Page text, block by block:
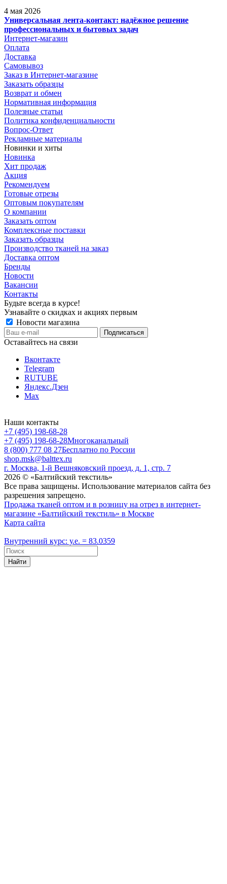
4 мая 2026
Универсальная лента-контакт: надёжное решение
профессиональных и бытовых задач
Интернет-магазин
Оплата
Доставка
Самовывоз
Заказ в Интернет-магазине
Заказать образцы
Возврат и обмен
Нормативная информация
Полезные статьи
Политика конфиденциальности
Вопрос-Ответ
Рекламные материалы
Новинки и хиты
Новинка
Хит продаж
Акция
Рекомендуем
Готовые отрезы
Оптовым покупателям
О компании
Заказать оптом
Комплексные поставки
Заказать образцы
Производство тканей на заказ
Доставка оптом
Бренды
Новости
Вакансии
Контакты
Будьте всегда в курсе!
Узнавайте о скидках и акциях первым
Новости магазина
Оставайтесь на связи
Вконтакте
Telegram
RUTUBE
Яндекс.Дзен
Max
Наши контакты
+7 (495) 198-68-28
+7 (495) 198-68-28Многоканальный
8 (800) 777 08 27Бесплатно по России
shop.msk@balttex.ru
г. Москва, 1-й Вешняковский проезд, д. 1, стр. 7
2026 © «Балтийский текстиль»
Все права защищены. Использование материалов сайта без
разрешения запрещено.
Продажа тканей оптом и в розницу на отрез в интернет-
магазине «Балтийский текстиль» в Москве
Карта сайта
Внутренний курс: у.е. = 83.0359
Найти